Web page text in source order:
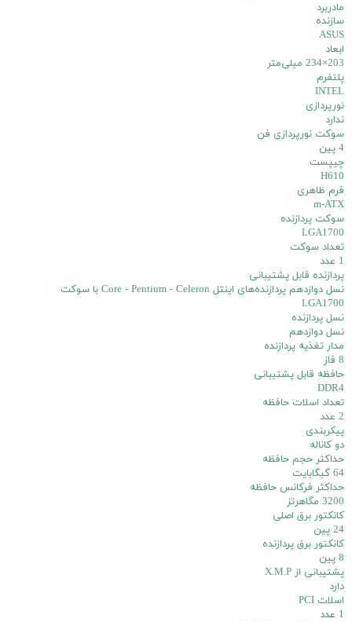
مادربرد
سازنده
ASUS
ابعاد
203×234 میلی‌متر
پلتفرم
INTEL
نورپردازی
ندارد
سوکت نورپردازی فن
4 پین
چیپست
H610
فرم ظاهری
m-ATX
سوکت پردازنده
LGA1700
تعداد سوکت
1 عدد
پردازنده‌ قابل پشتیبانی
نسل دوازدهم پردازنده‌های اینتل Core - Pentium - Celeron با سوکت
LGA1700
نسل پردازنده
نسل دوازدهم
مدار تغذیه پردازنده
8 فاز
حافظه قابل پشتیبانی
DDR4
تعداد اسلات حافظه
2 عدد
پیکربندی
دو کاناله
حداکثر حجم حافظه
64 گیگابایت
حداکثر فرکانس حافظه
3200 مگاهرتز
کانکتور برق اصلی
24 پین
کانکتور برق پردازنده
8 پین
پشتیبانی از X.M.P
دارد
اسلات PCI
1 عدد